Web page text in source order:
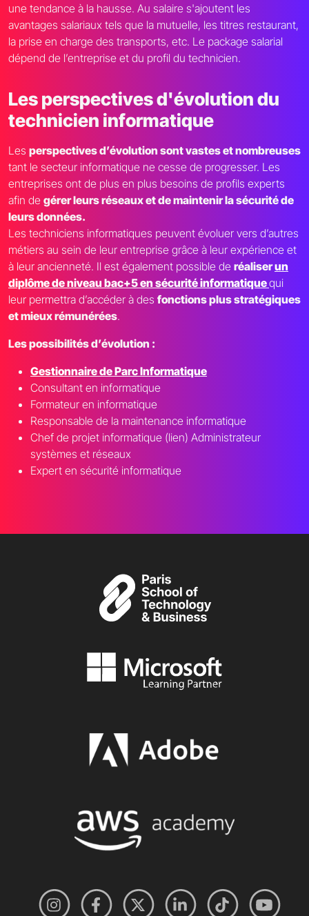
une tendance à la hausse. Au salaire s'ajoutent les
avantages salariaux tels que la mutuelle, les titres restaurant,
la prise en charge des transports, etc. Le package salarial
dépend de l’entreprise et du profil du technicien.
Les perspectives d'évolution du
technicien informatique
Les perspectives d’évolution sont vastes et nombreuses
tant le secteur informatique ne cesse de progresser. Les
entreprises ont de plus en plus besoins de profils experts
afin de gérer leurs réseaux et de maintenir la sécurité de
leurs données.
Les techniciens informatiques peuvent évoluer vers d’autres
métiers au sein de leur entreprise grâce à leur expérience et
à leur ancienneté. Il est également possible de réaliserun
diplôme de niveau bac+5 en sécurité informatiquequi
leur permettra d’accéder à des fonctions plus stratégiques
et mieux rémunérées.
Les possibilités d’évolution :
Gestionnaire de Parc Informatique
Consultant en informatique
Formateur en informatique
Responsable de la maintenance informatique
Chef de projet informatique (lien) Administrateur
systèmes et réseaux
Expert en sécurité informatique